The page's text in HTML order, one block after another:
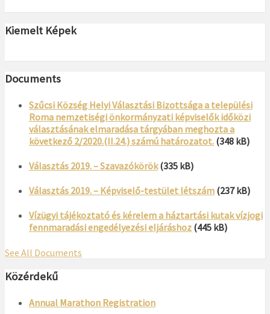
Kiemelt Képek
Documents
Szűcsi Község Helyi Választási Bizottsága a települési
Roma nemzetiségi önkormányzati képviselők időközi
választásának elmaradása tárgyában meghozta a
következő 2/2020.(II.24.) számú határozatot. (348 kB)
Választás 2019. – Szavazókörök (335 kB)
Választás 2019. – Képviselő-testület létszám (237 kB)
Vízügyi tájékoztató és kérelem a háztartási kutak vízjogi
fennmaradási engedélyezési eljáráshoz (445 kB)
See All Documents
Közérdekű
Annual Marathon Registration